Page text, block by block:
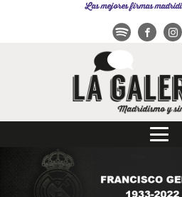
Las mejores firmas